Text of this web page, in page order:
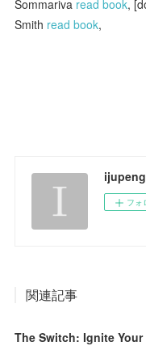
Sommariva read book,
Smith read book,
フォ
関連記事
The Switch: Ignite